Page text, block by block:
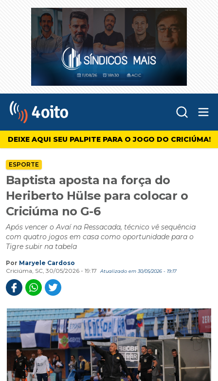
4oito
DEIXE AQUI SEU PALPITE PARA O JOGO DO CRICIÚMA!
ESPORTE
Baptista aposta na força do
Heriberto Hülse para colocar o
Criciúma no G-6
Após vencer o Avaí na Ressacada, técnico vê sequência
com quatro jogos em casa como oportunidade para o
Tigre subir na tabela
Por Maryele Cardoso
Criciúma, SC, 30/05/2026 - 19:17
Atualizado em 30/05/2026 - 19:17